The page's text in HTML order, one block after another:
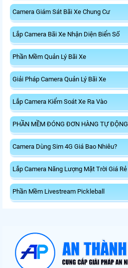
Camera Giám Sát Bãi Xe Chung Cư
Lắp Camera Bãi Xe Nhận Diện Biển Số
Phần Mềm Quản Lý Bãi Xe
Giải Pháp Camera Quản Lý Bãi Xe
Lắp Camera Kiểm Soát Xe Ra Vào
PHẦN MỀM ĐÓNG ĐƠN HÀNG TỰ ĐỘNG
Camera Dùng Sim 4G Giá Bao Nhiêu?
Lắp Camera Năng Lượng Mặt Trời Giá Rẻ
Phần Mềm Livestream Pickleball